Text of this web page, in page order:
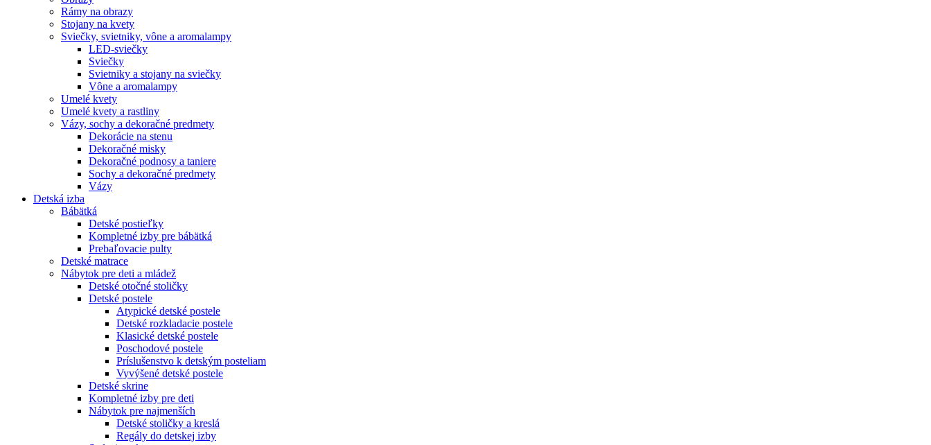
Rámy na obrazy
Stojany na kvety
Sviečky, svietniky, vône a aromalampy
LED-sviečky
Sviečky
Svietniky a stojany na sviečky
Vône a aromalampy
Umelé kvety
Umelé kvety a rastliny
Vázy, sochy a dekoračné predmety
Dekorácie na stenu
Dekoračné misky
Dekoračné podnosy a taniere
Sochy a dekoračné predmety
Vázy
Detská izba
Bábätká
Detské postieľky
Kompletné izby pre bábätká
Prebaľovacie pulty
Detské matrace
Nábytok pre deti a mládež
Detské otočné stoličky
Detské postele
Atypické detské postele
Detské rozkladacie postele
Klasické detské postele
Poschodové postele
Príslušenstvo k detským posteliam
Vyvýšené detské postele
Detské skrine
Kompletné izby pre deti
Nábytok pre najmenších
Detské stoličky a kreslá
Regály do detskej izby